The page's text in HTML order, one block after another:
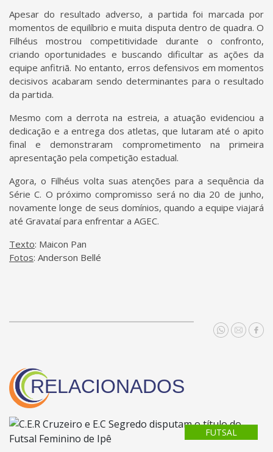
Apesar do resultado adverso, a partida foi marcada por
momentos de equilíbrio e muita disputa dentro de quadra. O
Filhéus mostrou competitividade durante o confronto,
criando oportunidades e buscando dificultar as ações da
equipe anfitriã. No entanto, erros defensivos em momentos
decisivos acabaram sendo determinantes para o resultado
da partida.
Mesmo com a derrota na estreia, a atuação evidenciou a
dedicação e a entrega dos atletas, que lutaram até o apito
final e demonstraram comprometimento na primeira
apresentação pela competição estadual.
Agora, o Filhéus volta suas atenções para a sequência da
Série C. O próximo compromisso será no dia 20 de junho,
novamente longe de seus domínios, quando a equipe viajará
até Gravataí para enfrentar a AGEC.
Texto: Maicon Pan
Fotos: Anderson Bellé
RELACIONADOS
FUTSAL